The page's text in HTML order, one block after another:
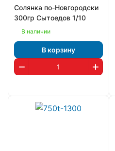
Солянка по-Новгородски
300гр Сытоедов 1/10
В наличии
В корзину